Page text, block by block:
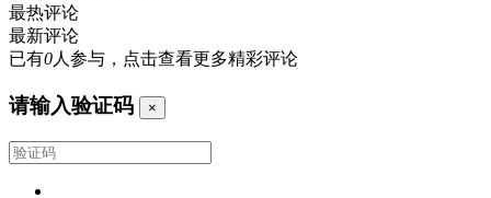
最热评论
最新评论
已有0人参与，点击查看更多精彩评论
请输入验证码 ×